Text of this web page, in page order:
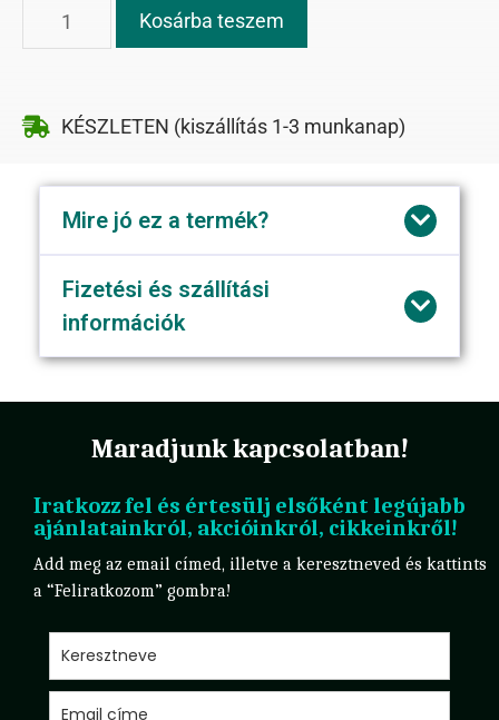
Kosárba teszem
KÉSZLETEN (kiszállítás 1-3 munkanap)
Mire jó ez a termék?
Fizetési és szállítási
információk
Maradjunk kapcsolatban!
Iratkozz fel és értesülj elsőként legújabb
ajánlatainkról, akcióinkról, cikkeinkről!
Add meg az email címed, illetve a keresztneved és kattints
a “Feliratkozom” gombra!